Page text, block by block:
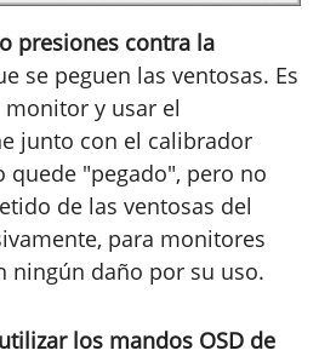
presiones contra la
se peguen las ventosas. Es
y usar el
junto con el calibrador
quede "pegado", pero no
de las ventosas del
para monitores
ningún daño por su uso.
utilizar los mandos OSD de